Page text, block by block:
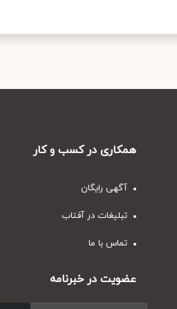
همکاری در کسب و کار
آگهی رایگان
تبلیغات در آفتاب
تماس با ما
عضویت در خبرنامه